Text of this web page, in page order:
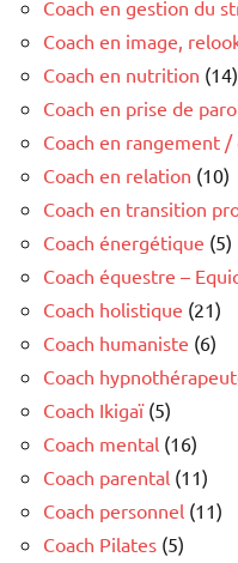
Coach en gestion du
Coach en image,
Coach en nutrition (14)
Coach en prise de
Coach en rangement
Coach en relation (10)
Coach en transition
Coach énergétique (5)
Coach équestre –
Coach holistique (21)
Coach humaniste (6)
Coach
Coach Ikigaï(5)
Coach mental (16)
Coach parental (11)
Coach personnel (11)
Coach Pilates (5)